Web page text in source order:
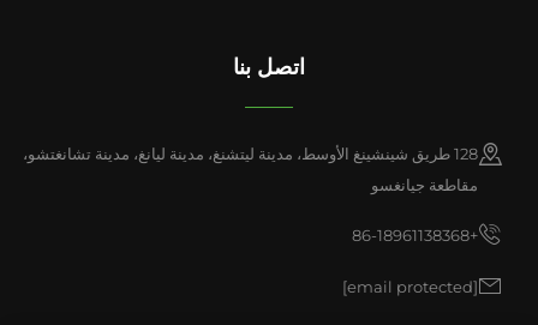
اتصل بنا
128 طريق شينشينغ الأوسط، مدينة ليتشنغ، مدينة ليانغ، مدينة تشانغتشو،
مقاطعة جيانغسو
+86-18961138368
[email protected]